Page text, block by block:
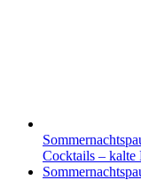
Cocktails – kalte
Nächster